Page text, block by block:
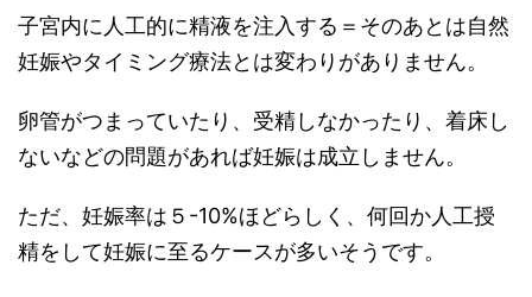
子宮内に人工的に精液を注入する＝そのあとは自然
妊娠やタイミング療法とは変わりがありません。
卵管がつまっていたり、受精しなかったり、着床し
ないなどの問題があれば妊娠は成立しません。
ただ、妊娠率は５-10%ほどらしく、何回か人工授
精をして妊娠に至るケースが多いそうです。